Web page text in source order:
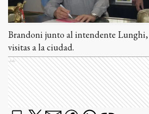
Brandoni junto al intendente Lunghi,
visitas a la ciudad.
Ads